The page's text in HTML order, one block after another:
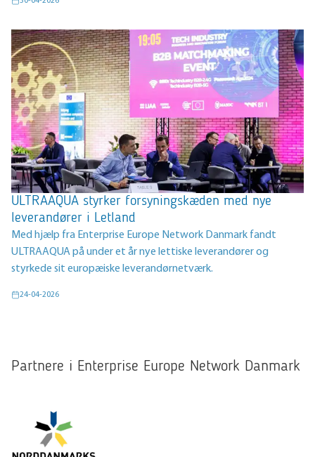
ULTRAAQUA styrker forsyningskæden med nye
leverandører i Letland
Med hjælp fra Enterprise Europe Network Danmark fandt
ULTRAAQUA på under et år nye lettiske leverandører og
styrkede sit europæiske leverandørnetværk.
24-04-2026
Partnere i Enterprise Europe Network Danmark